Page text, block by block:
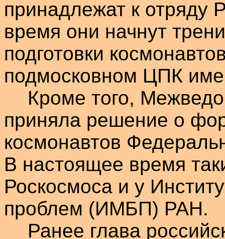
принадлежат к
время они начнут
подготовки
подмосковном ЦПК
Кроме того,
приняла решение о
космонавтов
В настоящее время
Роскосмоса и у
проблем (ИМБП) РАН.
Ранее глава